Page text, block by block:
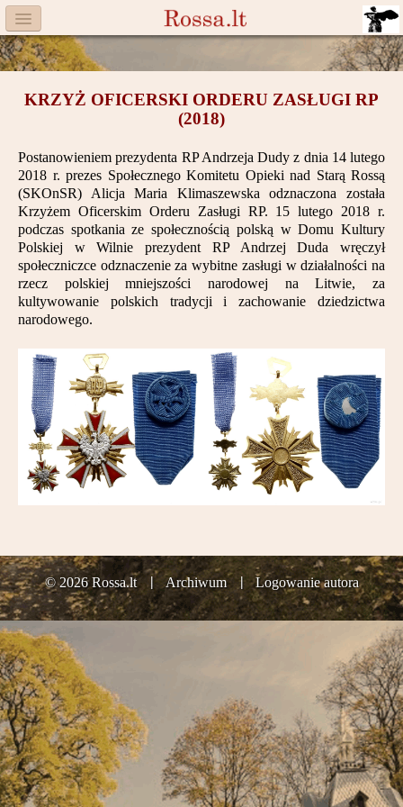
Menu
Facebook
Aktualności
Książka
Moneta
Cegiełki
Rossa
Darczyńcy
Partnerzy
Kontakt
KRZYŻ OFICERSKI ORDERU ZASŁUGI RP
(2018)
Postanowieniem prezydenta RP Andrzeja Dudy z dnia 14 lutego
2018 r. prezes Społecznego Komitetu Opieki nad Starą Rossą
(SKOnSR) Alicja Maria Klimaszewska odznaczona została
Krzyżem Oficerskim Orderu Zasługi RP. 15 lutego 2018 r.
podczas spotkania ze społecznością polską w Domu Kultury
Polskiej w Wilnie prezydent RP Andrzej Duda wręczył
społeczniczce odznaczenie za wybitne zasługi w działalności na
rzecz polskiej mniejszości narodowej na Litwie, za
kultywowanie polskich tradycji i zachowanie dziedzictwa
narodowego.
© 2026 Rossa.lt Archiwum Logowanie autora